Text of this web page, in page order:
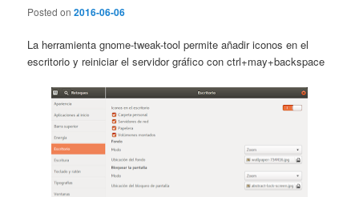
Posted on2016-06-06
La herramienta gnome-tweak-tool permite añadir iconos en el
escritorio y reiniciar el servidor gráfico con ctrl+may+backspace